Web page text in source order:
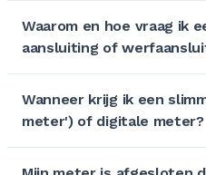
Waarom en hoe vraag ik
aansluiting of
Wanneer krijg ik een
meter') of digitale meter?